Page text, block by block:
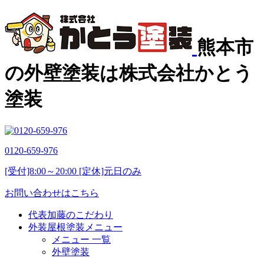
熊本市
の外壁塗装は株式会社かとう
塗装
0120-659-976
[受付]8:00～20:00 [定休]元日のみ
お問い合わせはこちら
代表加藤のこだわり
外装屋根塗装メニュー
メニュー 一覧
外壁塗装